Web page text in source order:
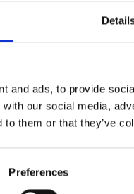
and ads, to provide
our social media,
to them or that they’ve
Preferences
Nyima Tsering.
in minaccia per
e tirare a lucido
catena himalayana.
fuori dalla Riserva
di salire tra i